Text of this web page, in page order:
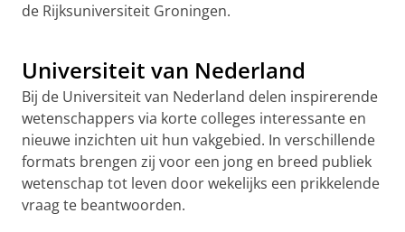
de Rijksuniversiteit Groningen.
Hedderik van Rijn: waarom zijn mensen in de zomer
Universiteit van Nederland
Bij de Universiteit van Nederland delen inspirerende
wetenschappers via korte colleges interessante en
nieuwe inzichten uit hun vakgebied. In verschillende
formats brengen zij voor een jong en breed publiek
wetenschap tot leven door wekelijks een prikkelende
vraag te beantwoorden.